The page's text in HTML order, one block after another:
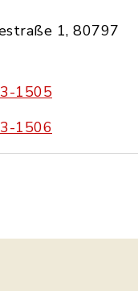
1, 80797
1505
1506